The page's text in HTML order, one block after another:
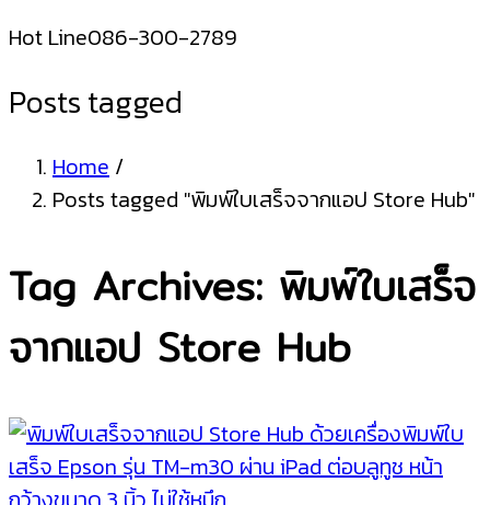
Hot Line086-300-2789
Posts tagged
Home /
Posts tagged "พิมพ์ใบเสร็จจากแอป Store Hub"
Tag Archives: พิมพ์ใบเสร็จ
จากแอป Store Hub